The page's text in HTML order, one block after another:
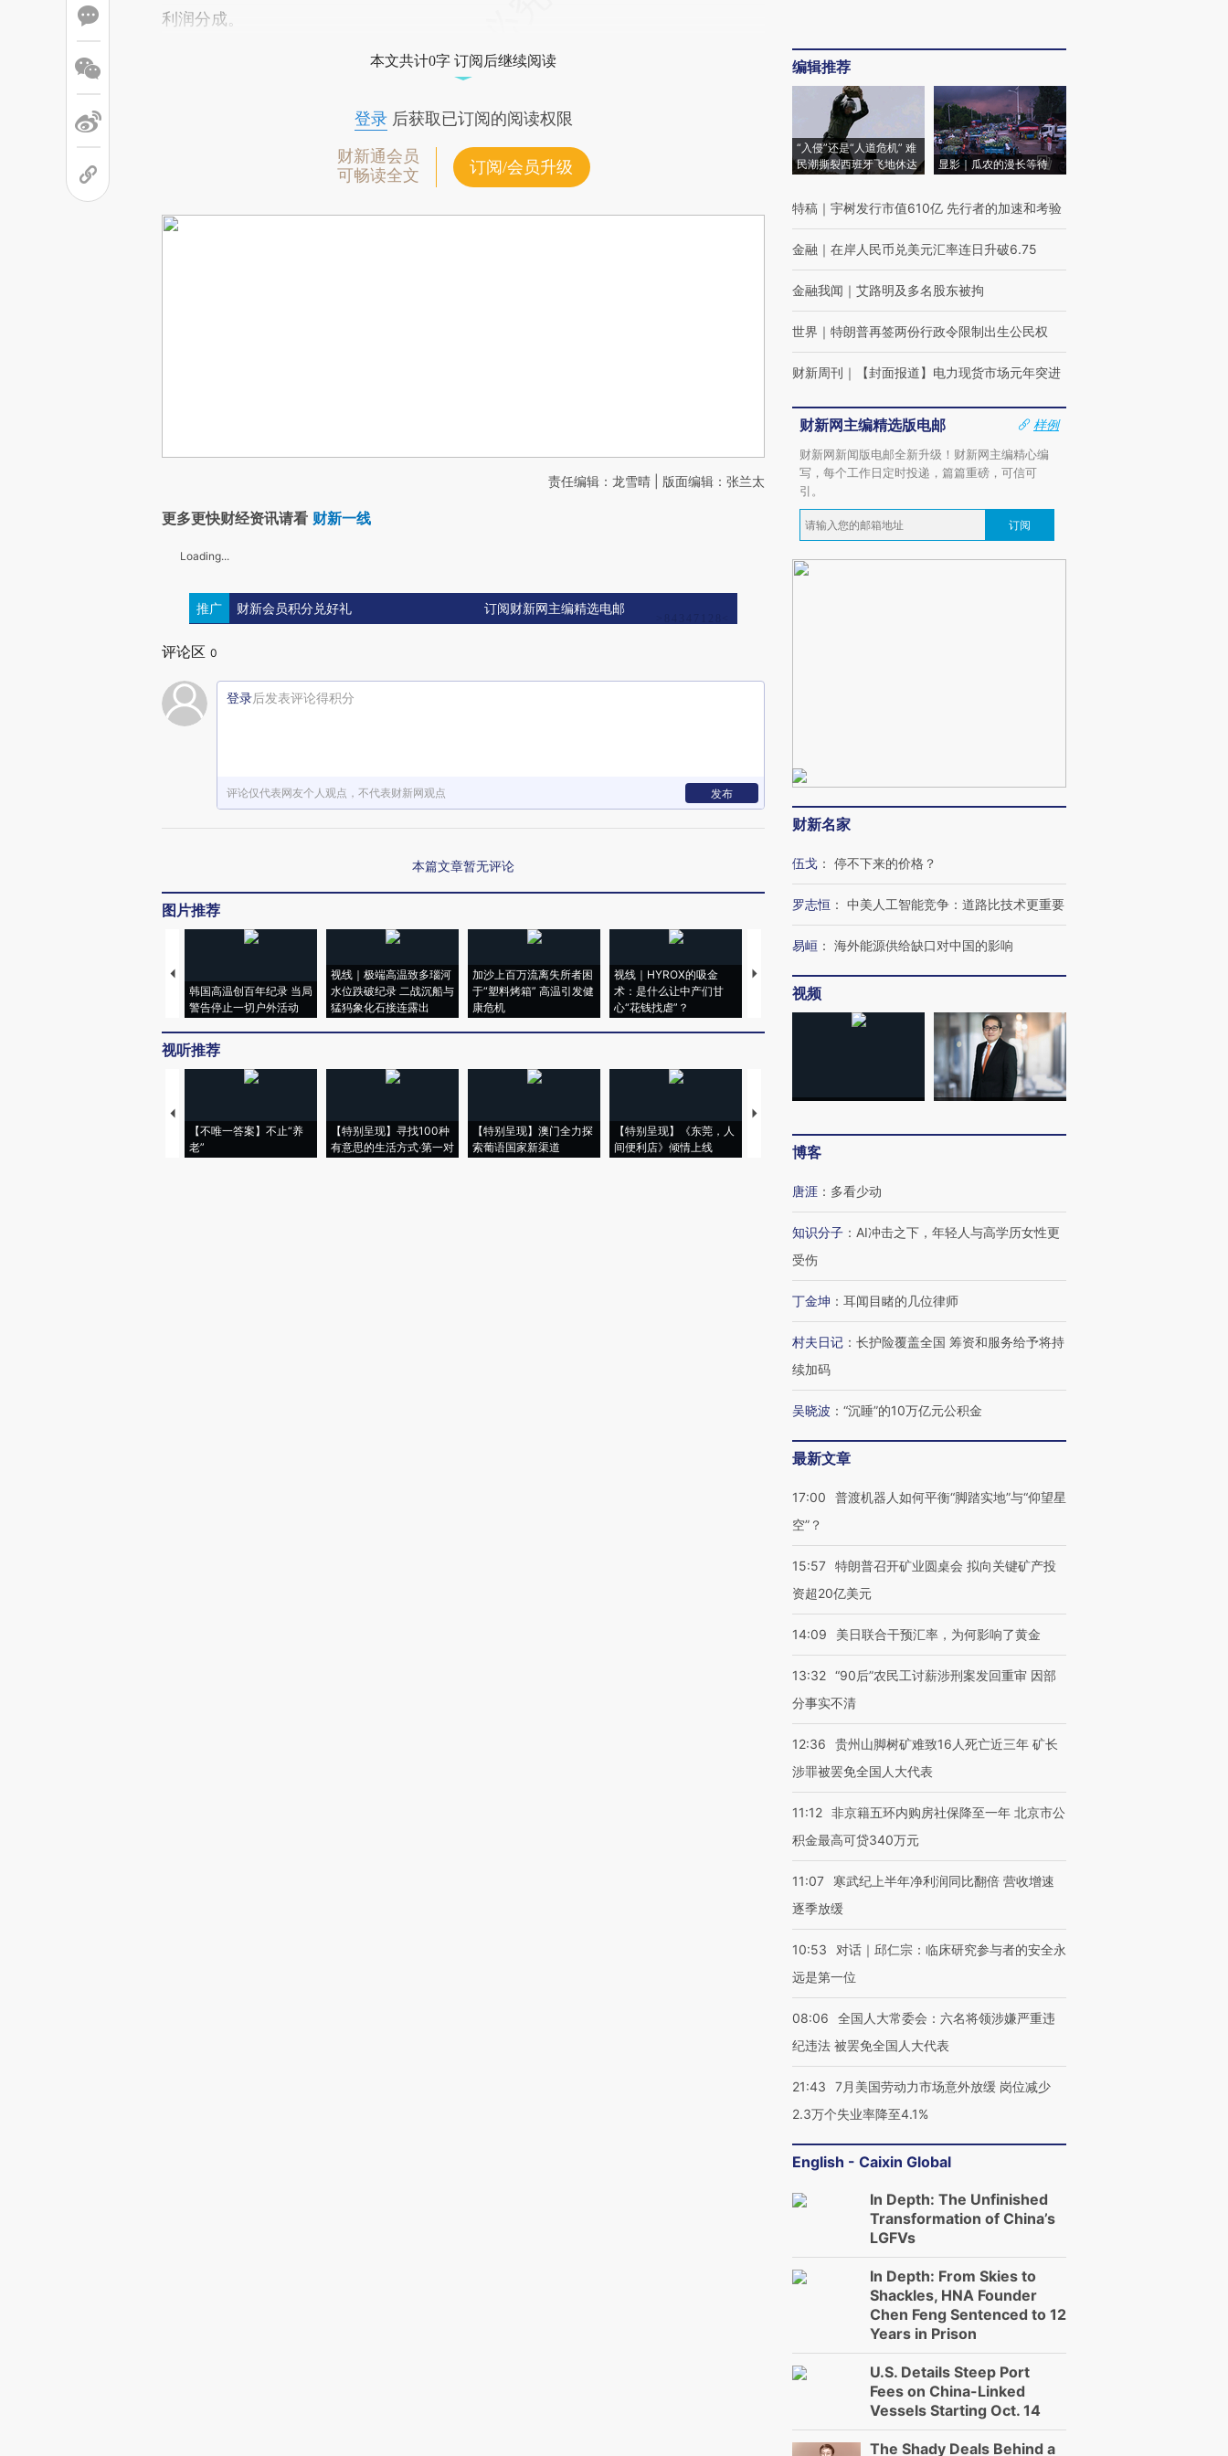
利润分成。
本文共计0字 订阅后继续阅读
登录后获取已订阅的阅读权限
财新通会员
可畅读全文
订阅/会员升级
责任编辑：龙雪晴 | 版面编辑：张兰太
更多更快财经资讯请看 财新一线
Loading...
推广 财新会员积分兑好礼 订阅财新网主编精选电邮
评论区 0
登录后发表评论得积分
评论仅代表网友个人观点，不代表财新网观点 发布
本篇文章暂无评论
图片推荐
韩国高温创百年纪录 当局
警告停止一切户外活动
视线｜极端高温致多瑙河
水位跌破纪录 二战沉船与
猛犸象化石接连露出
加沙上百万流离失所者困
于“塑料烤箱” 高温引发健
康危机
视线｜HYROX的吸金
术：是什么让中产们甘
心“花钱找虐”？
马航飞行员跨国走私7万
粒摇头丸 尿检体内含3种
视线｜被称为“蟑螂”的印
视线｜“入侵”还是“人道危
视听推荐
【不唯一答案】不止“养
老”
【特别呈现】寻找100种
有意思的生活方式·第一对
【特别呈现】澳门全力探
索葡语国家新渠道
【特别呈现】《东莞，人
间便利店》倾情上线
【推广】走进第四届链博
会，让数智科技“链”接产
【特别呈现】寻找100种
CFO：不靠规模取胜，华
编辑推荐
“入侵”还是“人道危机” 难
民潮撕裂西班牙飞地休达
显影｜瓜农的漫长等待
特稿 ｜ 宇树发行市值610亿 先行者的加速和考验
金融 ｜ 在岸人民币兑美元汇率连日升破6.75
金融我闻 ｜ 艾路明及多名股东被拘
世界 ｜ 特朗普再签两份行政令限制出生公民权
财新周刊 ｜ 【封面报道】电力现货市场元年突进
财新网主编精选版电邮
样例
财新网新闻版电邮全新升级！财新网主编精心编
写，每个工作日定时投递，篇篇重磅，可信可
引。
订阅
财新名家
伍戈 ： 停不下来的价格？
罗志恒 ： 中美人工智能竞争：道路比技术更重要
易峘 ： 海外能源供给缺口对中国的影响
视频
博客
唐涯 ： 多看少动
知识分子 ： AI冲击之下，年轻人与高学历女性更
受伤
丁金坤 ： 耳闻目睹的几位律师
村夫日记 ： 长护险覆盖全国 筹资和服务给予将持
续加码
吴晓波 ： “沉睡”的10万亿元公积金
最新文章
17:00
普渡机器人如何平衡“脚踏实地”与“仰望星
空”？
15:57 特朗普召开矿业圆桌会 拟向关键矿产投
资超20亿美元
14:09 美日联合干预汇率，为何影响了黄金
13:32 “90后”农民工讨薪涉刑案发回重审 因部
分事实不清
12:36
贵州山脚树矿难致16人死亡近三年 矿长
涉罪被罢免全国人大代表
11:12 非京籍五环内购房社保降至一年 北京市公
积金最高可贷340万元
11:07
寒武纪上半年净利润同比翻倍 营收增速
逐季放缓
10:53
对话｜邱仁宗：临床研究参与者的安全永
远是第一位
08:06
全国人大常委会：六名将领涉嫌严重违
纪违法 被罢免全国人大代表
21:43
7月美国劳动力市场意外放缓 岗位减少
2.3万个失业率降至4.1%
English - Caixin Global
In Depth: The Unfinished
Transformation of China’s
LGFVs
In Depth: From Skies to
Shackles, HNA Founder
Chen Feng Sentenced to 12
Years in Prison
U.S. Details Steep Port
Fees on China-Linked
Vessels Starting Oct. 14
The Shady Deals Behind a